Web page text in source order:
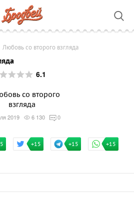
Любовь со второго взгляда
6.1
2019 6 130 0
+15 +15 +15